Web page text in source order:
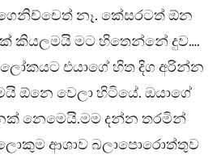
නෑ. කේසරටත් ඕන
කියලමයි මට හිතෙන්නේ දුව….
එයාගේ හිත දිග අරින්න
ඕනෙ වෙලා හිටියේ. ඔයාගේ
නෙමෙයි.මම දන්න තරමින්
ආශාව බලාපොරොත්තුව